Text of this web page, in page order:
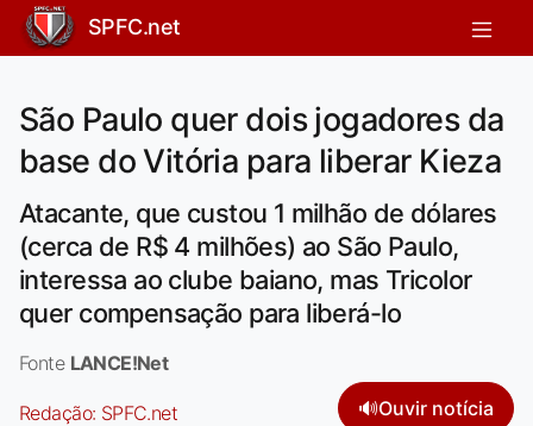
SPFC.net
São Paulo quer dois jogadores da
base do Vitória para liberar Kieza
Atacante, que custou 1 milhão de dólares
(cerca de R$ 4 milhões) ao São Paulo,
interessa ao clube baiano, mas Tricolor
quer compensação para liberá-lo
Fonte LANCE!Net
Redação: SPFC.net 🔊Ouvir notícia